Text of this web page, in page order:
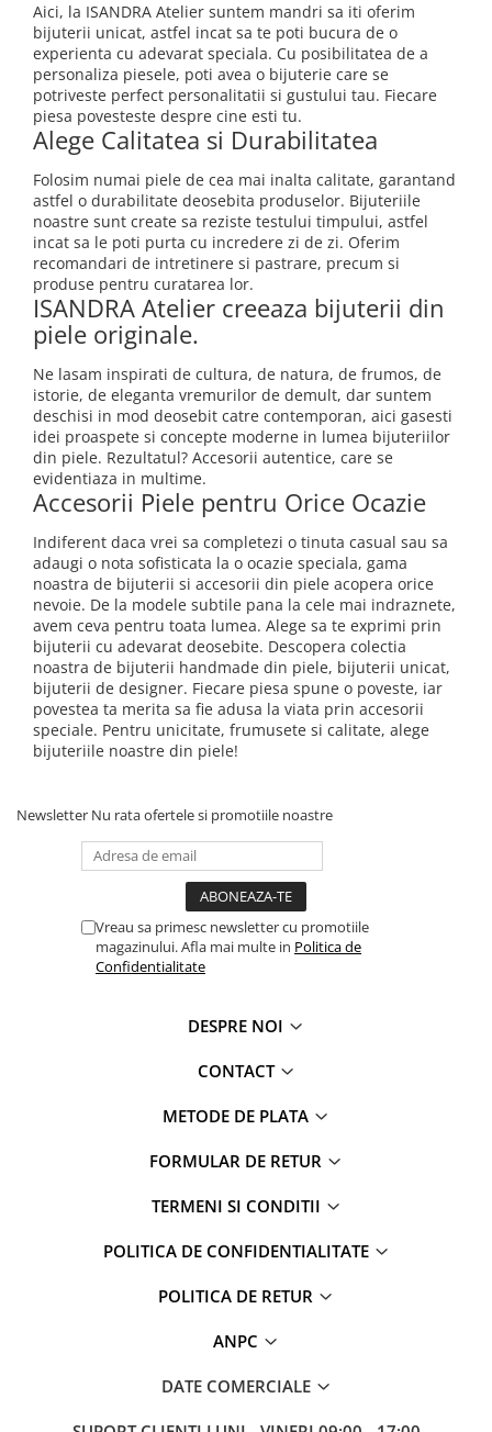
Aici, la ISANDRA Atelier suntem mandri sa iti oferim
bijuterii unicat, astfel incat sa te poti bucura de o
experienta cu adevarat speciala. Cu posibilitatea de a
personaliza piesele, poti avea o bijuterie care se
potriveste perfect personalitatii si gustului tau. Fiecare
piesa povesteste despre cine esti tu.
Alege Calitatea si Durabilitatea
Folosim numai piele de cea mai inalta calitate, garantand
astfel o durabilitate deosebita produselor. Bijuteriile
noastre sunt create sa reziste testului timpului, astfel
incat sa le poti purta cu incredere zi de zi. Oferim
recomandari de intretinere si pastrare, precum si
produse pentru curatarea lor.
ISANDRA Atelier creeaza bijuterii din
piele originale.
Ne lasam inspirati de cultura, de natura, de frumos, de
istorie, de eleganta vremurilor de demult, dar suntem
deschisi in mod deosebit catre contemporan, aici gasesti
idei proaspete si concepte moderne in lumea bijuteriilor
din piele. Rezultatul? Accesorii autentice, care se
evidentiaza in multime.
Accesorii Piele pentru Orice Ocazie
Indiferent daca vrei sa completezi o tinuta casual sau sa
adaugi o nota sofisticata la o ocazie speciala, gama
noastra de bijuterii si accesorii din piele acopera orice
nevoie. De la modele subtile pana la cele mai indraznete,
avem ceva pentru toata lumea. Alege sa te exprimi prin
bijuterii cu adevarat deosebite. Descopera colectia
noastra de bijuterii handmade din piele, bijuterii unicat,
bijuterii de designer. Fiecare piesa spune o poveste, iar
povestea ta merita sa fie adusa la viata prin accesorii
speciale. Pentru unicitate, frumusete si calitate, alege
bijuteriile noastre din piele!
Newsletter Nu rata ofertele si promotiile noastre
Vreau sa primesc newsletter cu promotiile
magazinului. Afla mai multe in Politica de
Confidentialitate
DESPRE NOI
CONTACT
METODE DE PLATA
FORMULAR DE RETUR
TERMENI SI CONDITII
POLITICA DE CONFIDENTIALITATE
POLITICA DE RETUR
ANPC
DATE COMERCIALE